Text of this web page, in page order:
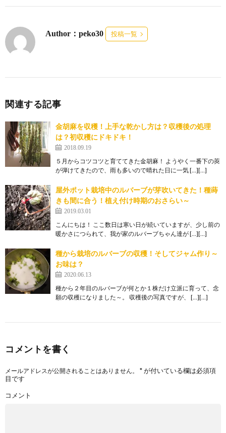
Author：peko30 投稿一覧
関連する記事
金胡麻を収穫！上手な乾かし方は？収穫後の処理
は？初収穫にドキドキ！
2018.09.19
５月からコツコツと育ててきた金胡麻！ ようやく一番下の莢
が弾けてきたので、雨も多いので晴れた日に一気 […][…]
屋外ポット栽培中のルバーブが芽吹いてきた！種蒔
きも間に合う！植え付け時期のおさらい～
2019.03.01
こんにちは！ ここ数日は寒い日が続いていますが、少し前の
暖かさにつられて、我が家のルバーブちゃん達が […][…]
種から栽培のルバーブの収穫！そしてジャム作り～
お味は？
2020.06.13
種から２年目のルバーブが何とか１株だけ立派に育って、念
願の収穫になりました～。 収穫後の写真ですが、 […][…]
コメントを書く
メールアドレスが公開されることはありません。 *が付いている欄は必須項
目です
コメント